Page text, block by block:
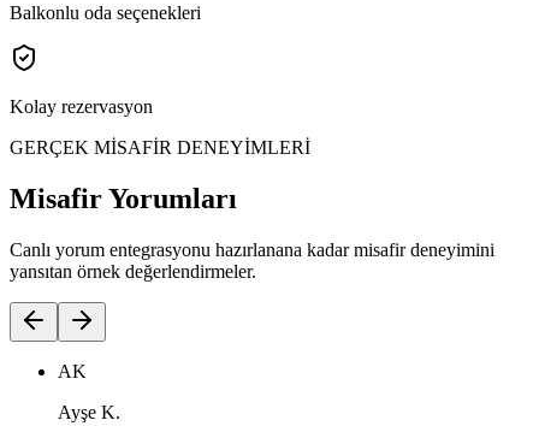
Balkonlu oda seçenekleri
Kolay rezervasyon
GERÇEK MİSAFİR DENEYİMLERİ
Misafir Yorumları
Canlı yorum entegrasyonu hazırlanana kadar misafir deneyimini
yansıtan örnek değerlendirmeler.
AK
Ayşe K.